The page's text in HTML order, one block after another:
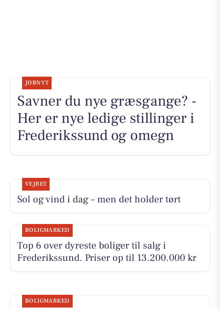
JOBNYT
Savner du nye græsgange? -
Her er nye ledige stillinger i
Frederikssund og omegn
VEJRET
Sol og vind i dag – men det holder tørt
BOLIGMARKED
Top 6 over dyreste boliger til salg i
Frederikssund. Priser op til 13.200.000 kr
BOLIGMARKED